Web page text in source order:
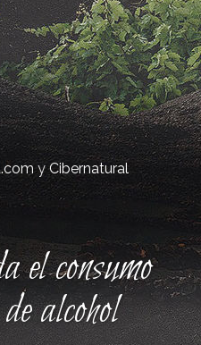
yCibernatural
el consumo
alcohol